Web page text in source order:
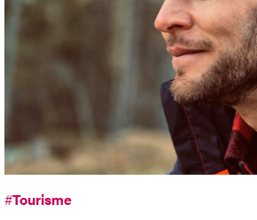
#Tourisme